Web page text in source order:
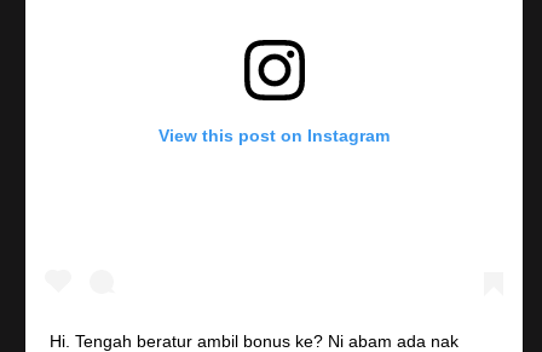
View this post on Instagram
Hi. Tengah beratur ambil bonus ke? Ni abam ada nak